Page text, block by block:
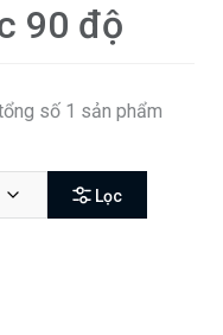
90 độ
số 1 sản phẩm
Lọc